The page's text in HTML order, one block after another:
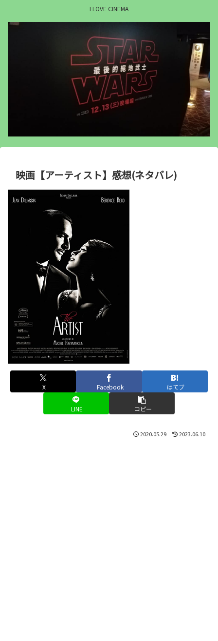
I LOVE CINEMA
映画【アーティスト】感想(ネタバレ)
X Facebook はてブ
LINE コピー
2020.05.29 2023.06.10